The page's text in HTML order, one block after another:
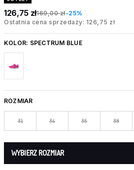
126,75 zł169,00 zł-25%
Ostatnia cena sprzedaży: 126,75 zł
KOLOR: SPECTRUM BLUE
ROZMIAR
31 34 35 38
WYBIERZ ROZMIAR